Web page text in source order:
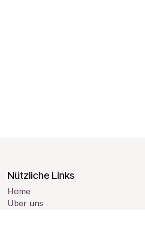
Nützliche Links
Home
Über uns